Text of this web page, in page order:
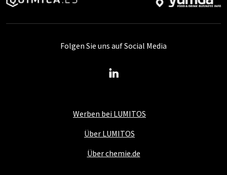
Werben bei LUMITOS
Über LUMITOS
Über chemie.de
Folgen Sie uns auf Social Media